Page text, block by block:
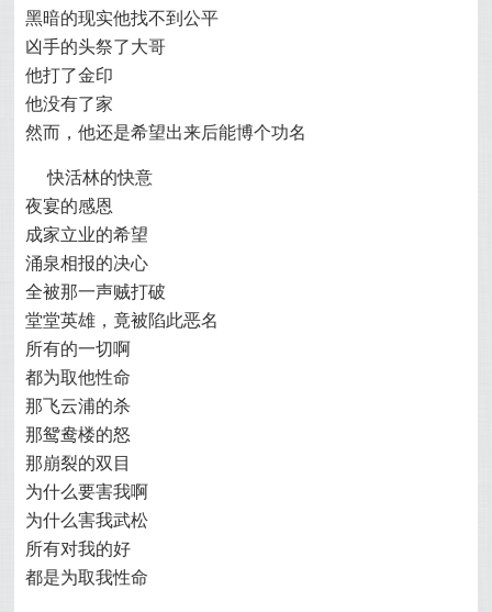
黑暗的现实他找不到公平
凶手的头祭了大哥
他打了金印
他没有了家
然而，他还是希望出来后能博个功名
快活林的快意
夜宴的感恩
成家立业的希望
涌泉相报的决心
全被那一声贼打破
堂堂英雄，竟被陷此恶名
所有的一切啊
都为取他性命
那飞云浦的杀
那鸳鸯楼的怒
那崩裂的双目
为什么要害我啊
为什么害我武松
所有对我的好
都是为取我性命